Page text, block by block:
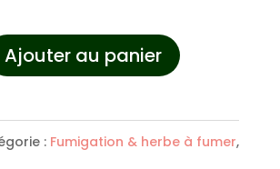
Ajouter au panier
: Fumigation & herbe à fumer,